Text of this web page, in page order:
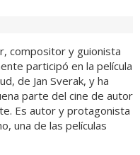
compositor y guionista
participó en la película
de Jan Sverak, y ha
parte del cine de autor
Es autor y protagonista
una de las películas